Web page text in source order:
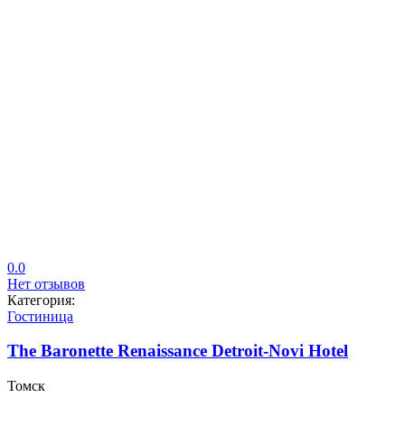
0.0
Нет отзывов
Категория:
Гостиница
The Baronette Renaissance Detroit-Novi Hotel
Томск